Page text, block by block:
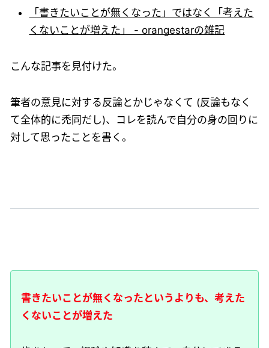
「書きたいことが無くなった」ではなく「考えた
くないことが増えた」 - orangestarの雑記
こんな記事を見付けた。
筆者の意見に対する反論とかじゃなくて (反論もなく
て全体的に禿同だし)、コレを読んで自分の身の回りに
対して思ったことを書く。
書きたいことが無くなったというよりも、考えた
くないことが増えた